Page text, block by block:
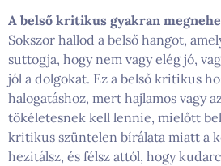
A belső kritikus gyakran
Sokszor hallod a belső hangot,
suttogja, hogy nem vagy elég jó,
jól a dolgokat. Ez a belső kritikus
halogatáshoz, mert hajlamos vagy
tökéletesnek kell lennie, mielőtt
kritikus szüntelen bírálata miatt a
hezitálsz, és félsz attól, hogy